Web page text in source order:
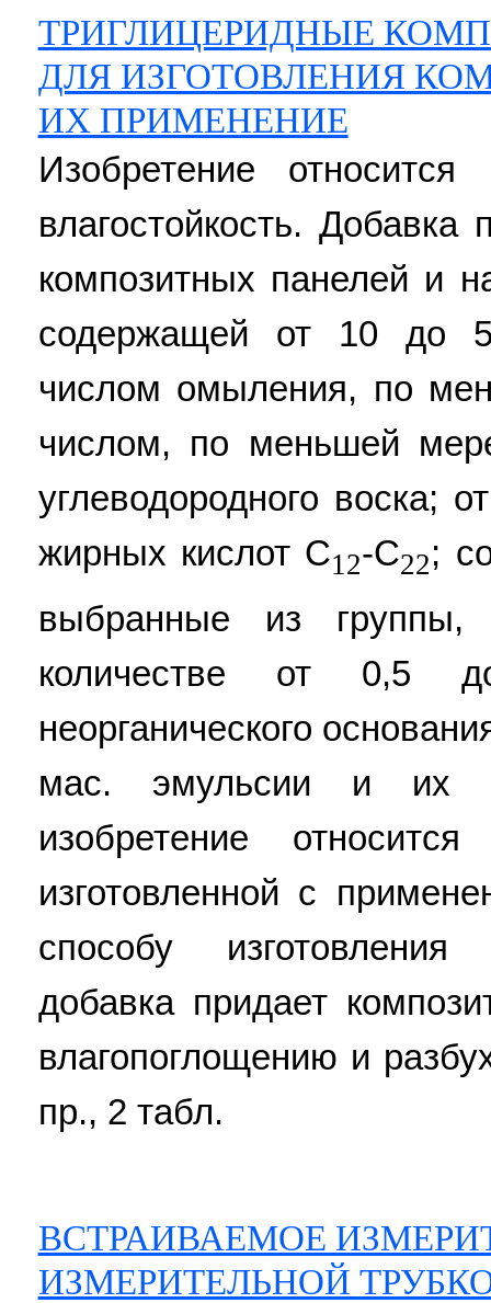
ТРИГЛИЦЕРИДНЫЕ
ДЛЯ ИЗГОТОВЛЕНИЯ
ИХ ПРИМЕНЕНИЕ
Изобретение
влагостойкость. Добавка
композитных панелей и
содержащей от 10 до
числом омыления, по
числом, по меньшей
углеводородного воска;
жирных кислот С12-С22;
выбранные из
количестве от 0,5
неорганического
мас. эмульсии и их
изобретение
изготовленной с
способу
добавка придает
влагопоглощению и
пр., 2 табл.
ВСТРАИВАЕМОЕ
ИЗМЕРИТЕЛЬНОЙ